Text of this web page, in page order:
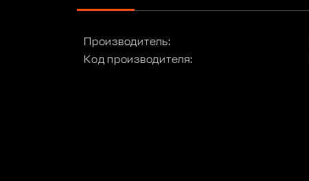
Производитель:
Код производителя: